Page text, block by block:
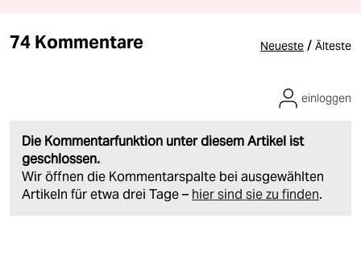
74 Kommentare Neueste / Älteste
Die Kommentarfunktion unter diesem Artikel ist
geschlossen.
Wir öffnen die Kommentarspalte bei ausgewählten
Artikeln für etwa drei Tage – hier sind sie zu finden.
einloggen